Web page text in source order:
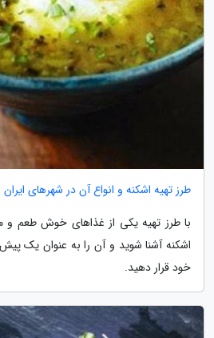
طرز تهیه اشکنه و انواع آن در شهرهای ایران
با طرز تهیه یکی از غذاهای خوش طعم و
اشکنه آشنا شوید و آن را به عنوان یک
خود قرار دهید.